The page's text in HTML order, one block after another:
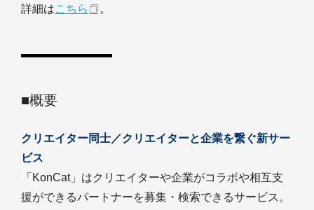
詳細はこちら 。
■概要
クリエイター同士／クリエイターと企業を繋ぐ新サー
ビス
「KonCat」はクリエイターや企業がコラボや相互支
援ができるパートナーを募集・検索できるサービス。